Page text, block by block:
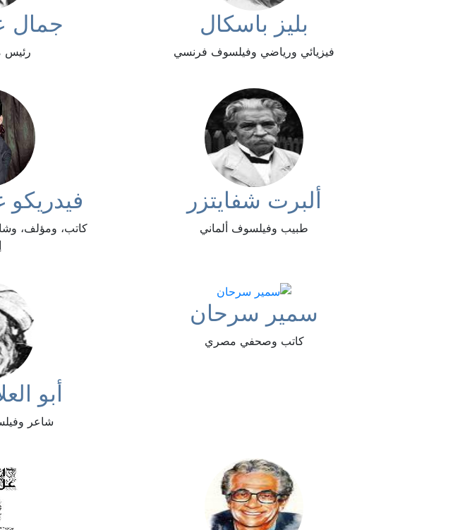
بليز باسكال
فيزيائي ورياضي وفيلسوف فرنسي
جمال
رئيس
ألبرت شفايتزر
طبيب وفيلسوف ألماني
فيدريكو
كاتب، ومؤلف،
سمير سرحان
كاتب وصحفي مصري
أبو
شاعر